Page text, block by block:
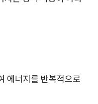
에너지를 반복적으로